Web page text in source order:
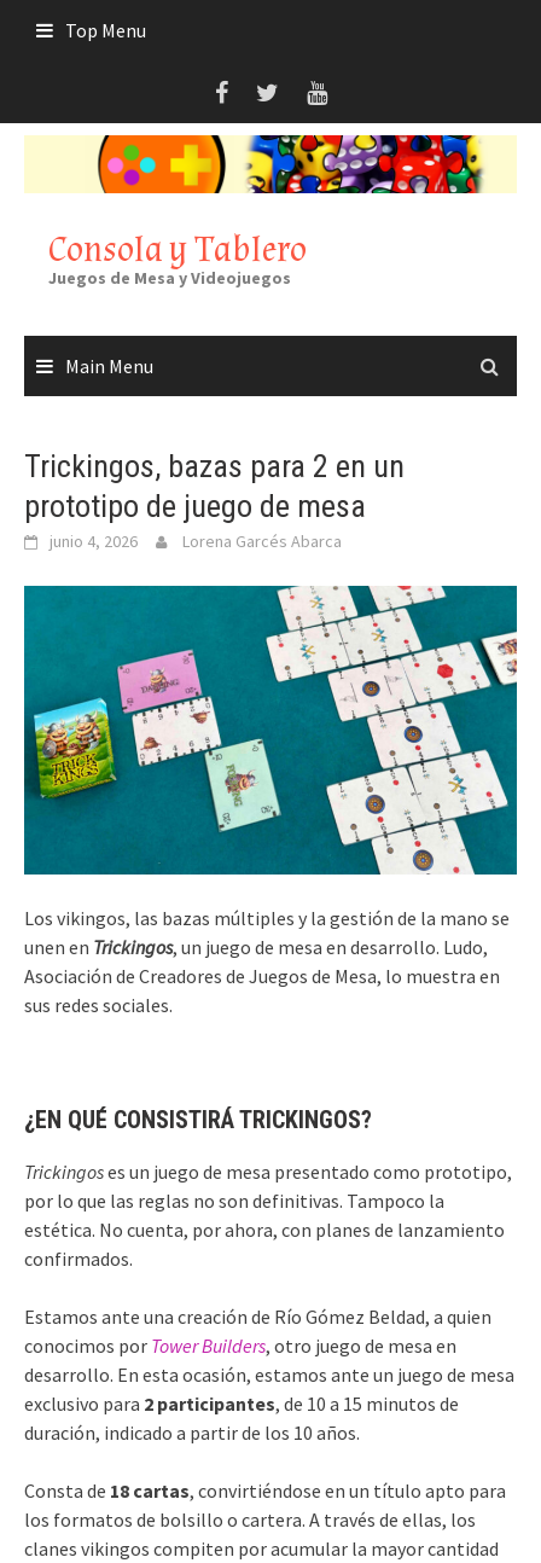
Top Menu
Consola y Tablero
Juegos de Mesa y Videojuegos
Main Menu
Trickingos, bazas para 2 en un
prototipo de juego de mesa
junio 4, 2026 Lorena Garcés Abarca
Los vikingos, las bazas múltiples y la gestión de la mano se
unen en Trickingos, un juego de mesa en desarrollo. Ludo,
Asociación de Creadores de Juegos de Mesa, lo muestra en
sus redes sociales.
¿EN QUÉ CONSISTIRÁ TRICKINGOS?
Trickingoses un juego de mesa presentado como prototipo,
por lo que las reglas no son definitivas. Tampoco la
estética. No cuenta, por ahora, con planes de lanzamiento
confirmados.
Estamos ante una creación de Río Gómez Beldad, a quien
conocimos por Tower Builders, otro juego de mesa en
desarrollo. En esta ocasión, estamos ante un juego de mesa
exclusivo para 2 participantes, de 10 a 15 minutos de
duración, indicado a partir de los 10 años.
Consta de 18 cartas, convirtiéndose en un título apto para
los formatos de bolsillo o cartera. A través de ellas, los
clanes vikingos compiten por acumular la mayor cantidad